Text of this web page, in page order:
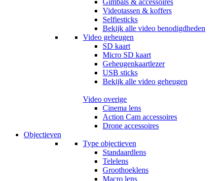
Gimbals & accessoires
Videotassen & koffers
Selfiesticks
Bekijk alle video benodigdheden
Video geheugen
SD kaart
Micro SD kaart
Geheugenkaartlezer
USB sticks
Bekijk alle video geheugen
Video overige
Cinema lens
Action Cam accessoires
Drone accessoires
Objectieven
Type objectieven
Standaardlens
Telelens
Groothoeklens
Macro lens